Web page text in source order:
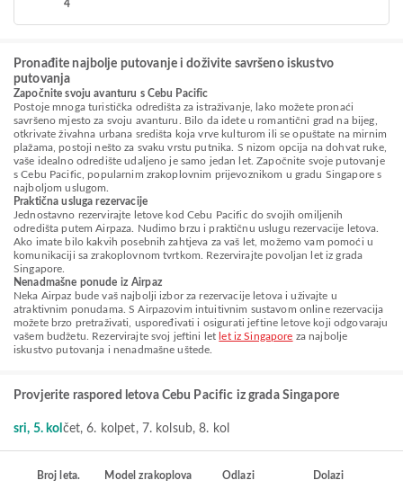
4
Pronađite najbolje putovanje i doživite savršeno iskustvo
putovanja
Započnite svoju avanturu s Cebu Pacific
Postoje mnoga turistička odredišta za istraživanje, lako možete pronaći
savršeno mjesto za svoju avanturu. Bilo da idete u romantični grad na bijeg,
otkrivate živahna urbana središta koja vrve kulturom ili se opuštate na mirnim
plažama, postoji nešto za svaku vrstu putnika. S nizom opcija na dohvat ruke,
vaše idealno odredište udaljeno je samo jedan let. Započnite svoje putovanje
s Cebu Pacific, popularnim zrakoplovnim prijevoznikom u gradu Singapore s
najboljom uslugom.
Praktična usluga rezervacije
Jednostavno rezervirajte letove kod Cebu Pacific do svojih omiljenih
odredišta putem Airpaza. Nudimo brzu i praktičnu uslugu rezervacije letova.
Ako imate bilo kakvih posebnih zahtjeva za vaš let, možemo vam pomoći u
komunikaciji sa zrakoplovnom tvrtkom. Rezervirajte povoljan let iz grada
Singapore.
Nenadmašne ponude iz Airpaz
Neka Airpaz bude vaš najbolji izbor za rezervacije letova i uživajte u
atraktivnim ponudama. S Airpazovim intuitivnim sustavom online rezervacija
možete brzo pretraživati, uspoređivati i osigurati jeftine letove koji odgovaraju
vašem budžetu. Rezervirajte svoj jeftini let let iz Singapore za najbolje
iskustvo putovanja i nenadmašne uštede.
Provjerite raspored letova Cebu Pacific iz grada Singapore
sri, 5. kol čet, 6. kol pet, 7. kol sub, 8. kol
Broj leta. Model zrakoplova Odlazi Dolazi